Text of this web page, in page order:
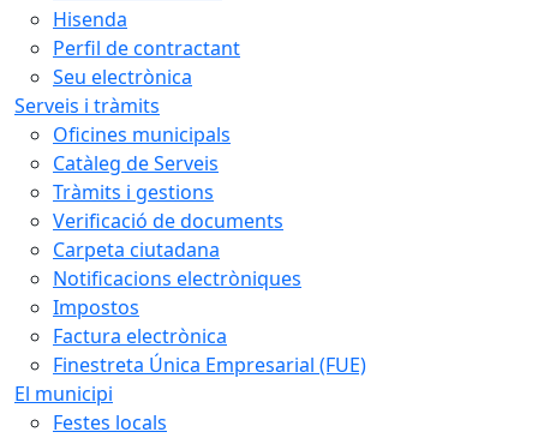
Hisenda
Perfil de contractant
Seu electrònica
Serveis i tràmits
Oficines municipals
Catàleg de Serveis
Tràmits i gestions
Verificació de documents
Carpeta ciutadana
Notificacions electròniques
Impostos
Factura electrònica
Finestreta Única Empresarial (FUE)
El municipi
Festes locals